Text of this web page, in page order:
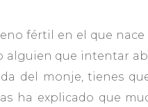
fértil en el que nace
alguien que intentar
del monje, tienes
ha explicado que